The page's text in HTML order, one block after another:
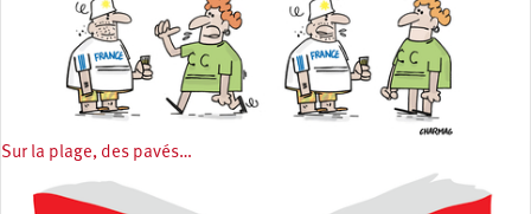
Sur la plage, des pavés…